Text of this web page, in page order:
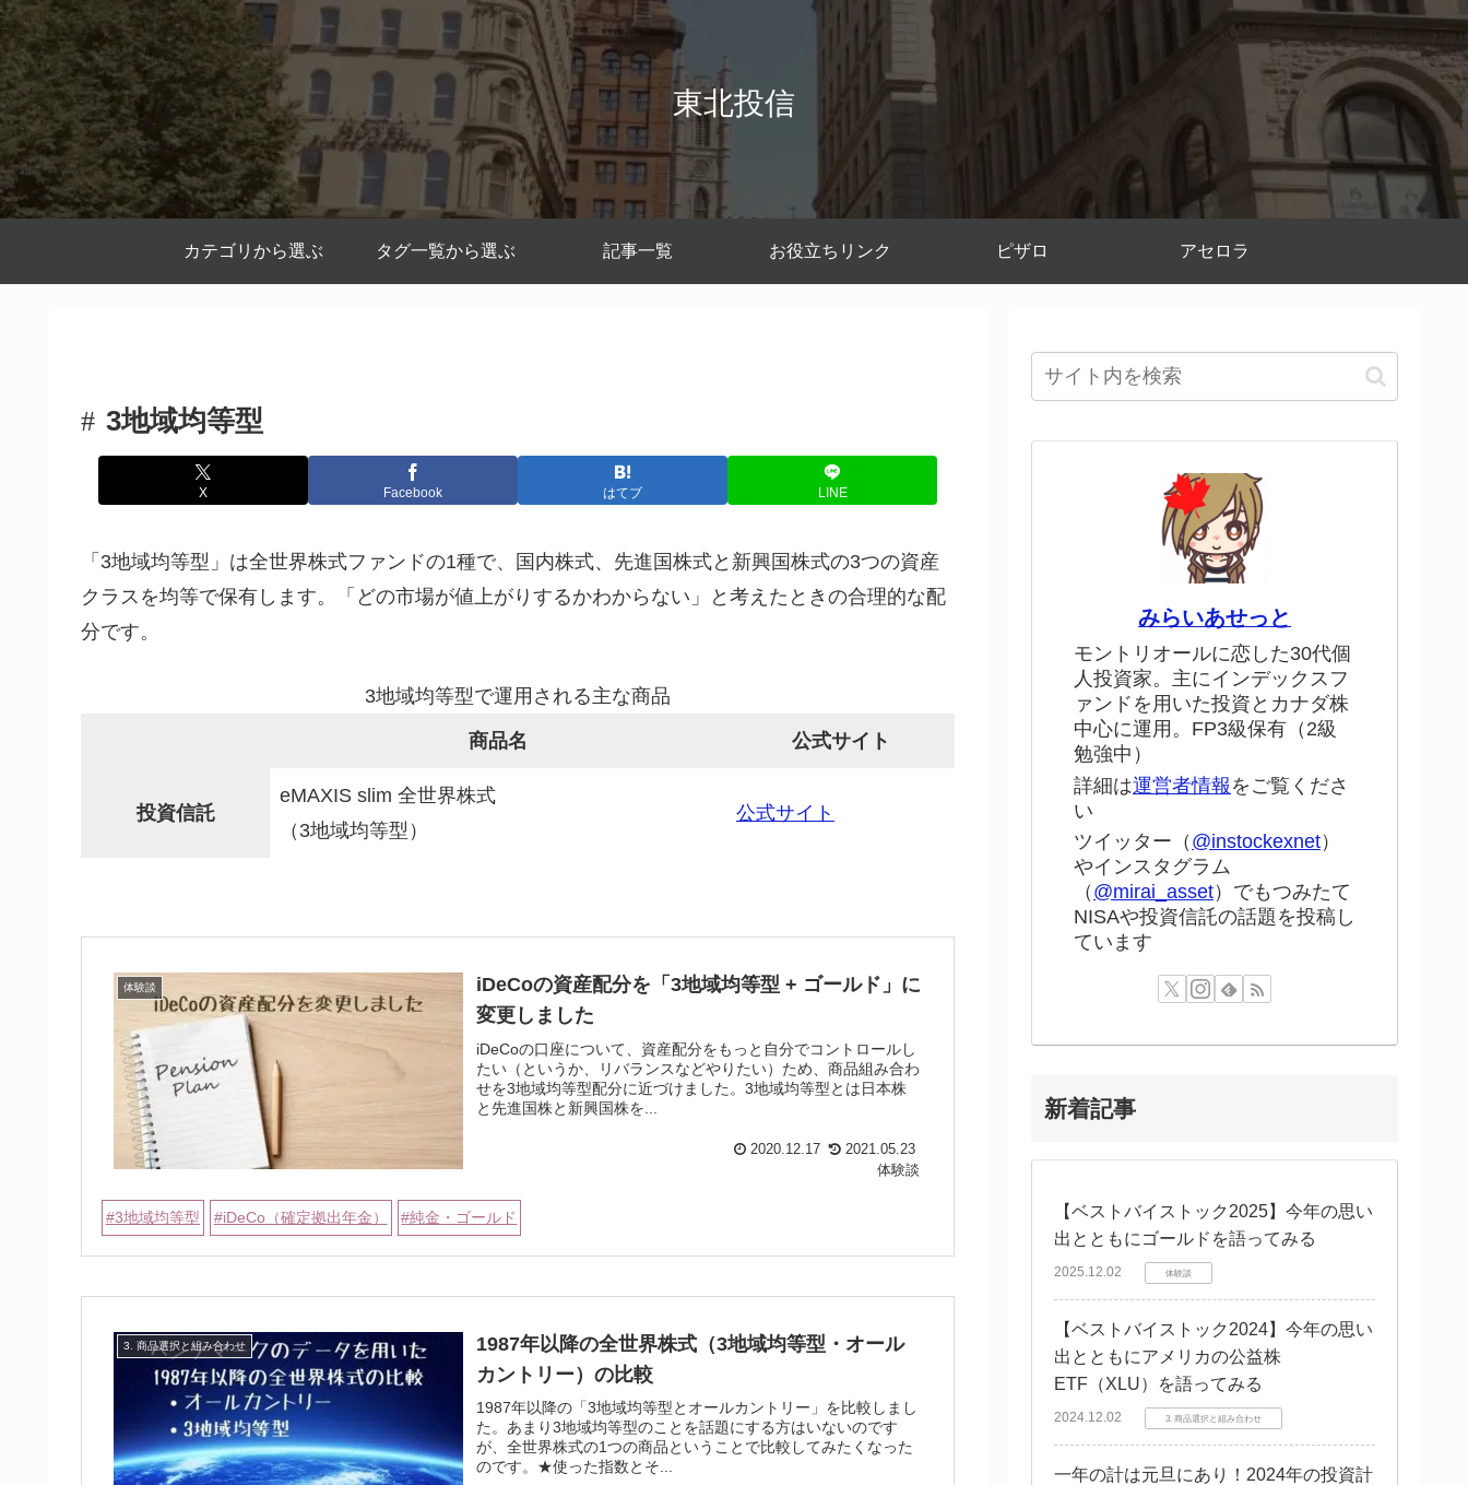
東北投信
カテゴリから選ぶ タグ一覧から選ぶ 記事一覧 お役立ちリンク ピザロ アセロラ
3地域均等型
X Facebook はてブ LINE
「3地域均等型」は全世界株式ファンドの1種で、国内株式、先進国株式と新興国株式の3つの資産
クラスを均等で保有します。「どの市場が値上がりするかわからない」と考えたときの合理的な配
分です。
3地域均等型で運用される主な商品
商品名 公式サイト
投資信託
eMAXIS slim 全世界株式
（3地域均等型）
公式サイト
体験談
iDeCoの資産配分を「3地域均等型 + ゴールド」に
変更しました
iDeCoの口座について、資産配分をもっと自分でコントロールし
たい（というか、リバランスなどやりたい）ため、商品組み合わ
せを3地域均等型配分に近づけました。3地域均等型とは日本株
と先進国株と新興国株を...
2020.12.17
2021.05.23
体験談
3地域均等型 iDeCo（確定拠出年金） 純金・ゴールド
3. 商品選択と組み合わせ
1987年以降の全世界株式（3地域均等型・オール
カントリー）の比較
1987年以降の「3地域均等型とオールカントリー」を比較しまし
た。あまり3地域均等型のことを話題にする方はいないのです
が、全世界株式の1つの商品ということで比較してみたくなった
のです。★使った指数とそ...
みらいあせっと
モントリオールに恋した30代個
人投資家。主にインデックスフ
ァンドを用いた投資とカナダ株
中心に運用。FP3級保有（2級
勉強中）
詳細は運営者情報 をご覧くださ
い
ツイッター（ @instockexnet）
やインスタグラム
（ @mirai_asset）でもつみたて
NISAや投資信託の話題を投稿し
ています
新着記事
【ベストバイストック2025】今年の思い
出とともにゴールドを語ってみる
2025.12.02 体験談
【ベストバイストック2024】今年の思い
出とともにアメリカの公益株
ETF（XLU）を語ってみる
2024.12.02 3. 商品選択と組み合わせ
一年の計は元旦にあり！2024年の投資計